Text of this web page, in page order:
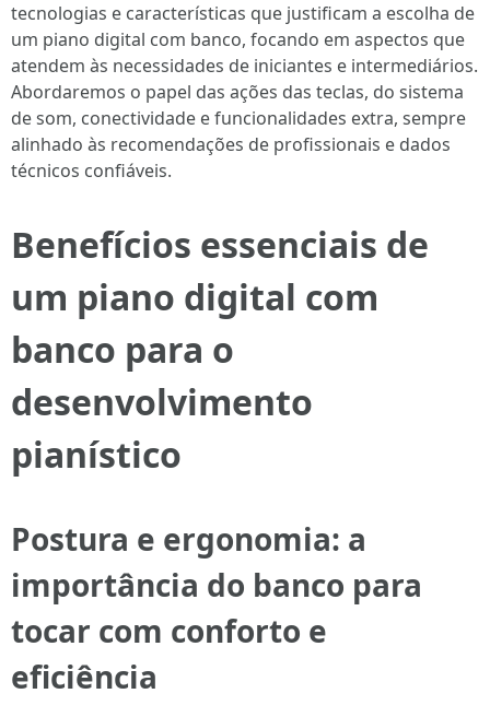
tecnologias e características que justificam a escolha de
um piano digital com banco, focando em aspectos que
atendem às necessidades de iniciantes e intermediários.
Abordaremos o papel das ações das teclas, do sistema
de som, conectividade e funcionalidades extra, sempre
alinhado às recomendações de profissionais e dados
técnicos confiáveis.
Benefícios essenciais de
um piano digital com
banco para o
desenvolvimento
pianístico
Postura e ergonomia: a
importância do banco para
tocar com conforto e
eficiência